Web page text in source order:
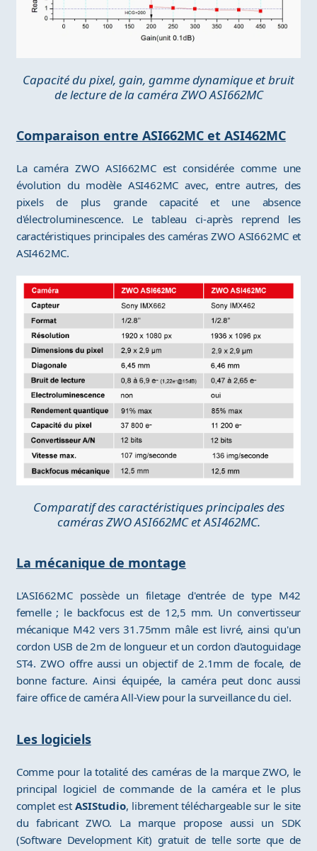
Capacité du pixel, gain, gamme dynamique et bruit
de lecture de la caméra ZWO ASI662MC
Comparaison entre ASI662MC et ASI462MC
La caméra ZWO ASI662MC est considérée comme une
évolution du modèle ASI462MC avec, entre autres, des
pixels de plus grande capacité et une absence
d'électroluminescence. Le tableau ci-après reprend les
caractéristiques principales des caméras ZWO ASI662MC et
ASI462MC.
Comparatif des caractéristiques principales des
caméras ZWO ASI662MC et ASI462MC.
La mécanique de montage
L'ASI662MC possède un filetage d'entrée de type M42
femelle ; le backfocus est de 12,5 mm. Un convertisseur
mécanique M42 vers 31.75mm mâle est livré, ainsi qu'un
cordon USB de 2m de longueur et un cordon d'autoguidage
ST4. ZWO offre aussi un objectif de 2.1mm de focale, de
bonne facture. Ainsi équipée, la caméra peut donc aussi
faire office de caméra All-View pour la surveillance du ciel.
Les logiciels
Comme pour la totalité des caméras de la marque ZWO, le
principal logiciel de commande de la caméra et le plus
complet estASIStudio, librement téléchargeable sur le site
du fabricant ZWO. La marque propose aussi un SDK
(Software Development Kit) gratuit de telle sorte que de